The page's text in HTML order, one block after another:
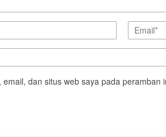
email, dan situs web saya pada peramban